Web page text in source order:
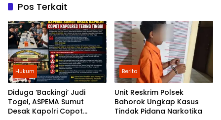
Pos Terkait
Hukum
Diduga ‘Backingi’ Judi
Togel, ASPEMA Sumut
Desak Kapolri Copot
Berita
Unit Reskrim Polsek
Bahorok Ungkap Kasus
Tindak Pidana Narkotika